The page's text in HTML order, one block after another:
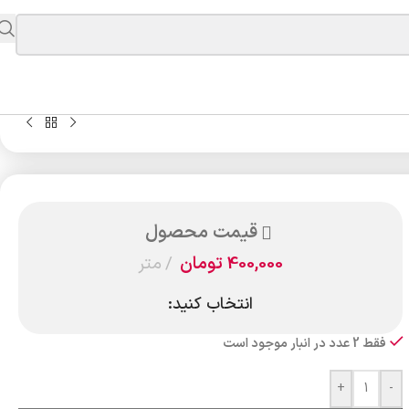
قیمت محصول
400,000تومان متر
انتخاب کنید:
فقط 2 عدد در انبار موجود است
-
+